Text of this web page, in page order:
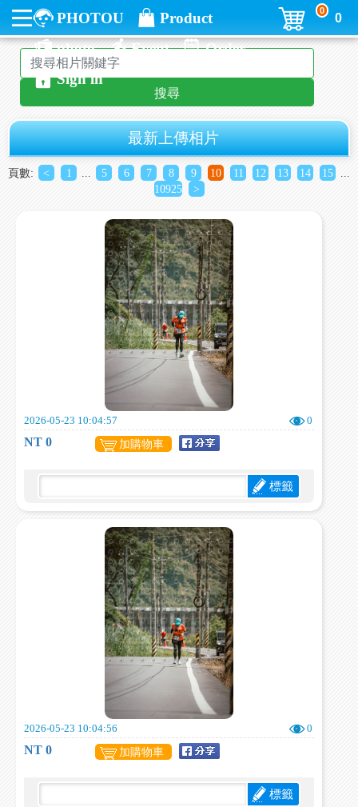
PHOTOU
Product
photo
Event
Order
Sign in
0
0
搜尋
最新上傳相片
頁數: < 1 5 6 7 8 9 10 11 12 13 14 15
10925
>
2026-05-23 10:04:57 0
NT 0 加購物車
標籤
2026-05-23 10:04:56 0
NT 0 加購物車
標籤